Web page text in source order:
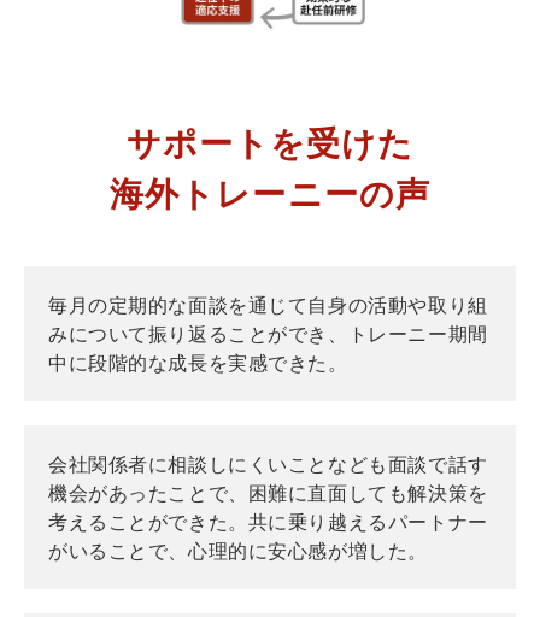
サポートを受けた
海外トレーニーの声
毎月の定期的な面談を通じて自身の活動や取り組
みについて振り返ることができ、トレーニー期間
中に段階的な成長を実感できた。
会社関係者に相談しにくいことなども面談で話す
機会があったことで、困難に直面しても解決策を
考えることができた。共に乗り越えるパートナー
がいることで、心理的に安心感が増した。